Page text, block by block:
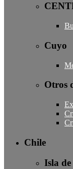
Cuyo
Otros
Chile
Isla de